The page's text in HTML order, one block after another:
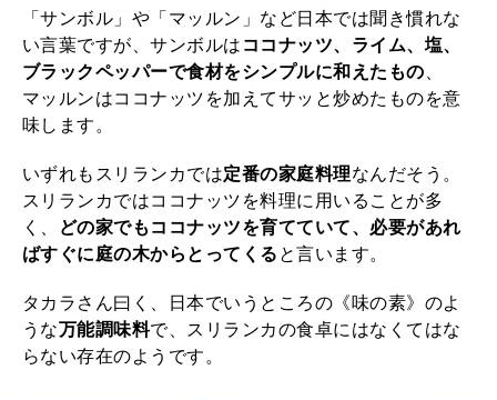
「サンボル」や「マッルン」など日本では聞き慣れな
い言葉ですが、サンボルは ココナッツ、ライム、塩、
ブラックペッパーで食材をシンプルに和えたもの
マッルンはココナッツを加えてサッと炒めたものを意
味します。
いずれもスリランカでは定番の家庭料理なんだそう。
スリランカではココナッツを料理に用いることが多
く、
どの家でもココナッツを育てていて、必要があれ
ばすぐに庭の木からとってくる と言います。
タカラさん曰く、日本でいうところの《味の素》のよ
うな万能調味料で、スリランカの食卓にはなくてはな
らない存在のようです。